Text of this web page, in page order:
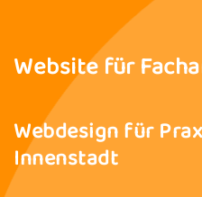
Website für
Webdesign für
Innenstadt